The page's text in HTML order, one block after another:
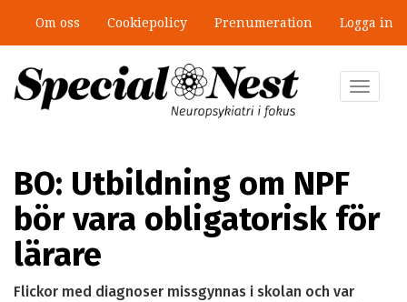
huvudinnehåll
Om oss Cookiepolicy Prenumeration Logga in
Toggle
BO: Utbildning om NPF
bör vara obligatorisk för
lärare
Flickor med diagnoser missgynnas i skolan och var
”Jobbet gick bra – just därför togs
stödet bort”